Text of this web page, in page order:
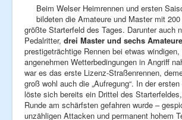
Beim Welser Heimrennen und ersten
bildeten die Amateure und Master mit
größte Starterfeld des Tages. Darunter auch
Pedalritter, drei Master und sechs Amateure
prestigeträchtige Rennen bei etwas
angenehmen Wetterbedingungen in Angriff
war es das erste Lizenz-Straßenrennen,
groß wohl auch die „Aufregung“. In der
löste sich bereits ein Drittel des
Runde am schärfsten gefahren wurde –
unzähligen Attacken und permanent hohem